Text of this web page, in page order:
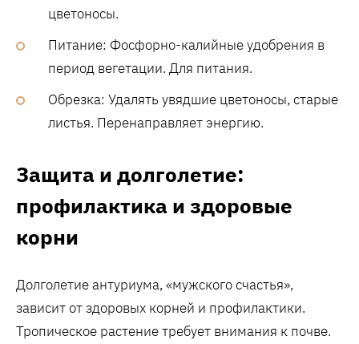
цветоносы.
Питание: Фосфорно-калийные удобрения в
период вегетации. Для питания.
Обрезка: Удалять увядшие цветоносы, старые
листья. Перенаправляет энергию.
Защита и долголетие:
профилактика и здоровые
корни
Долголетие антуриума, «мужского счастья»,
зависит от здоровых корней и профилактики.
Тропическое растение требует внимания к почве.